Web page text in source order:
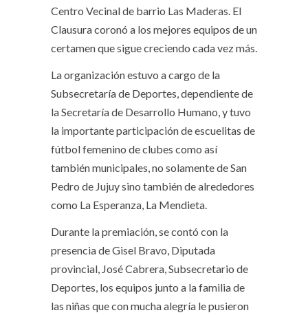
Centro Vecinal de barrio Las Maderas. El
Clausura coronó a los mejores equipos de un
certamen que sigue creciendo cada vez más.
La organización estuvo a cargo de la
Subsecretaría de Deportes, dependiente de
la Secretaría de Desarrollo Humano, y tuvo
la importante participación de escuelitas de
fútbol femenino de clubes como así
también municipales, no solamente de San
Pedro de Jujuy sino también de alrededores
como La Esperanza, La Mendieta.
Durante la premiación, se contó con la
presencia de Gisel Bravo, Diputada
provincial, José Cabrera, Subsecretario de
Deportes, los equipos junto a la familia de
las niñas que con mucha alegría le pusieron